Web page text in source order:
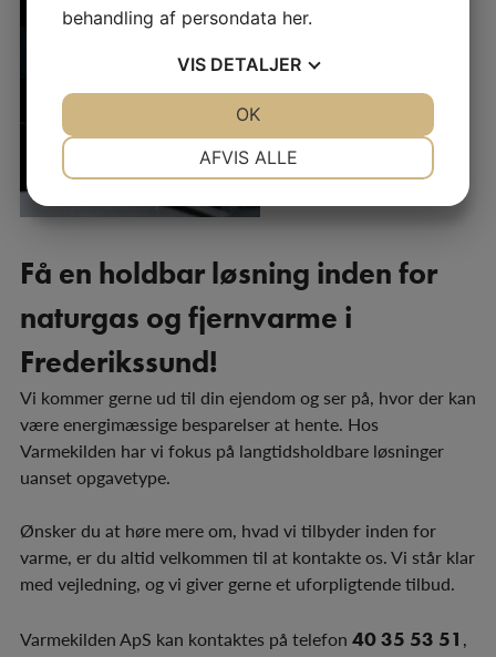
Få en holdbar løsning inden for
naturgas og fjernvarme i
Frederikssund!
Vi kommer gerne ud til din ejendom og ser på, hvor der kan
være energimæssige besparelser at hente. Hos
Varmekilden har vi fokus på langtidsholdbare løsninger
uanset opgavetype.​
Ønsker du at høre mere om, hvad vi tilbyder inden for
varme, er du altid velkommen til at kontakte os. Vi står klar
med vejledning, og vi giver gerne et uforpligtende tilbud.
Varmekilden ApS kan kontaktes på telefon 40 35 53 51 ,
behandling af persondata her.
VIS DETALJER
AFVIS ALLE
OK